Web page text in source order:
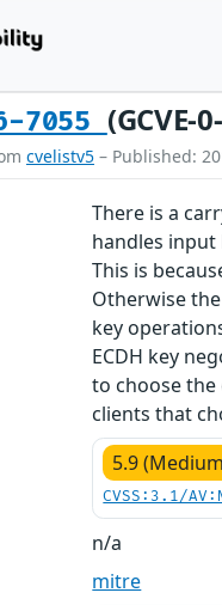
7055 (GCVE-
cvelistv5 – Published:
There is a
handles input
This is
Otherwise
key
ECDH key
to choose
clients that
5.9
CVSS:3.1/
n/a
mitre